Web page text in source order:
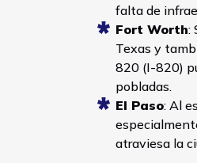
falta de
Fort Worth:
Texas y
820 (I-820)
pobladas.
El Paso: Al
atraviesa la